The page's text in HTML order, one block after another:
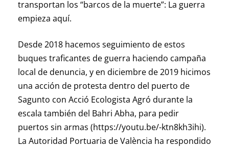
transportan los “barcos de la muerte”: La guerra
empieza aquí.
Desde 2018 hacemos seguimiento de estos
buques traficantes de guerra haciendo campaña
local de denuncia, y en diciembre de 2019 hicimos
una acción de protesta dentro del puerto de
Sagunto con Acció Ecologista Agró durante la
escala también del Bahri Abha, para pedir
puertos sin armas (https://youtu.be/-ktn8kh3ihi).
La Autoridad Portuaria de València ha respondido